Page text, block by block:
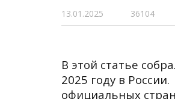
13.01.2025 36104
В этой статье
2025 году в
официальных